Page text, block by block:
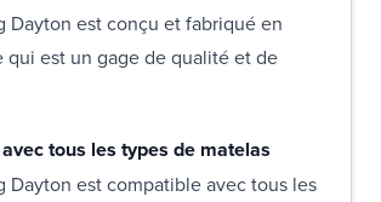
Dayton est conçu et fabriqué en
qui est un gage de qualité et de
tous les types de matelas
Dayton est compatible avec tous les